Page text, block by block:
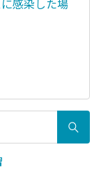
感染した場